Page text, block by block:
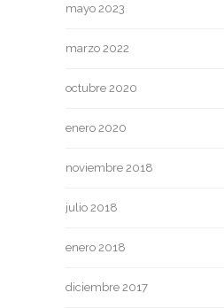
mayo 2023
marzo 2022
octubre 2020
enero 2020
noviembre 2018
julio 2018
enero 2018
diciembre 2017